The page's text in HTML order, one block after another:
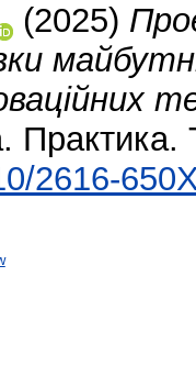
(2025)
2616-